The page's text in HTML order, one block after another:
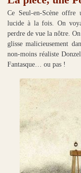
Ce Seul-en-Scène offre
lucide à la fois. On
perdre de vue la nôtre.
glisse malicieusement
non-moins réaliste
Fantasque… ou pas !